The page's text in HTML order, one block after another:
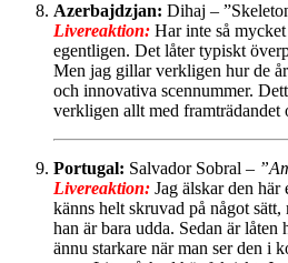
Azerbajdzjan: Dihaj –
Livereaktion: Har inte så
egentligen. Det låter typiskt
Men jag gillar verkligen hur de
och innovativa scennummer.
verkligen allt med framträdandet
Portugal: Salvador Sobral –
Livereaktion: Jag älskar den här
känns helt skruvad på något
han är bara udda. Sedan är
ännu starkare när man ser den i